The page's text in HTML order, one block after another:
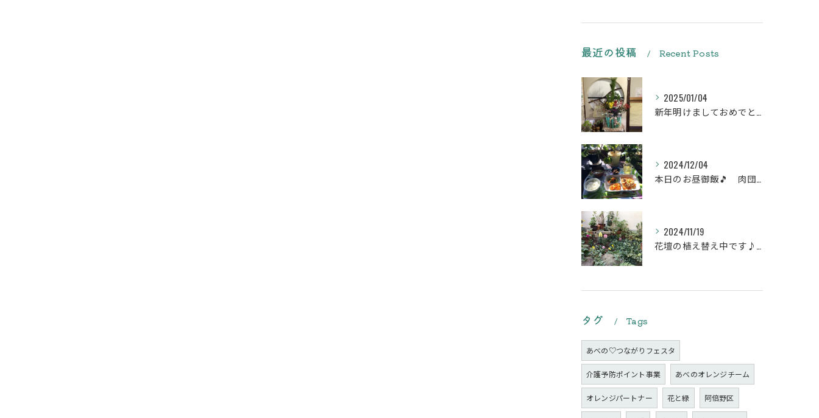
最近の投稿 Recent Posts
2025/01/04
新年明けましておめでとうございます
2024/12/04
本日のお昼御飯🎵 肉団子和風旨煮等などです♪
2024/11/19
花壇の植え替え中です♪綺麗な緑の花壇になりますように。
タグ Tags
あべの♡つながりフェスタ
介護予防ポイント事業 あべのオレンジチーム
オレンジパートナー 花と緑 阿倍野区